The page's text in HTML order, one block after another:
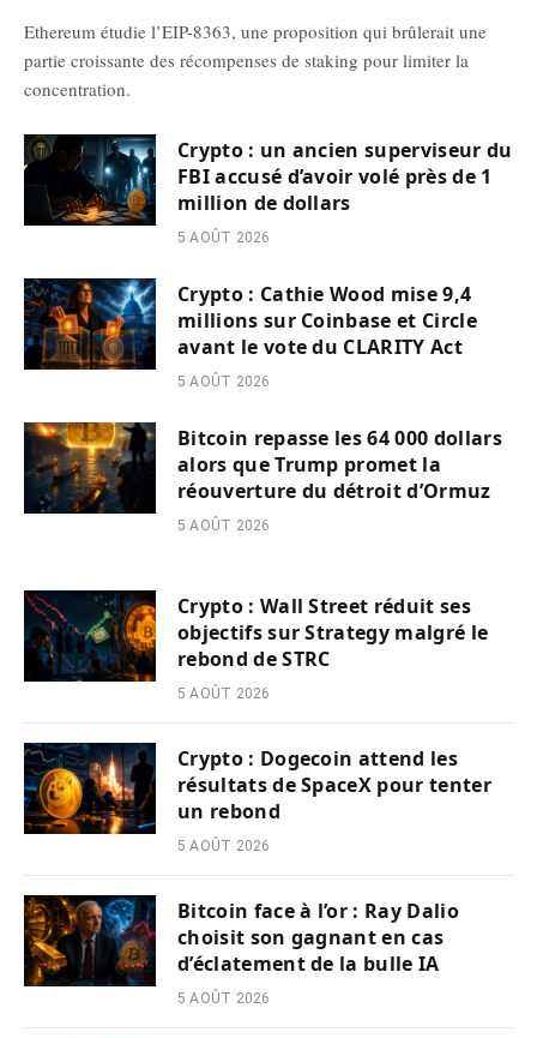
Ethereum étudie l’EIP-8363, une proposition qui brûlerait une
partie croissante des récompenses de staking pour limiter la
concentration.
Crypto : un ancien superviseur du
FBI accusé d’avoir volé près de 1
million de dollars
5 AOÛT 2026
Crypto : Cathie Wood mise 9,4
millions sur Coinbase et Circle
avant le vote du CLARITY Act
5 AOÛT 2026
Bitcoin repasse les 64 000 dollars
alors que Trump promet la
réouverture du détroit d’Ormuz
5 AOÛT 2026
Crypto : Wall Street réduit ses
objectifs sur Strategy malgré le
rebond de STRC
5 AOÛT 2026
Crypto : Dogecoin attend les
résultats de SpaceX pour tenter
un rebond
5 AOÛT 2026
Bitcoin face à l’or : Ray Dalio
choisit son gagnant en cas
d’éclatement de la bulle IA
5 AOÛT 2026